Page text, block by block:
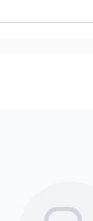
التالفة: